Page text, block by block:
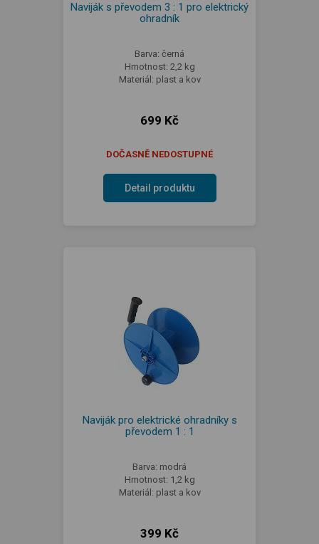
Naviják s převodem 3 : 1 pro elektrický
ohradník
Barva: černá
Hmotnost: 2,2 kg
Materiál: plast a kov
699 Kč
DOČASNĚ NEDOSTUPNÉ
Detail produktu
Naviják pro elektrické ohradníky s
převodem 1 : 1
Barva: modrá
Hmotnost: 1,2 kg
Materiál: plast a kov
399 Kč